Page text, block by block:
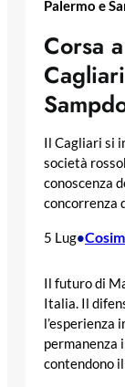
Palermo e
Corsa
Il Cagliari si
società
conoscenza
concorrenza
5 Lug•
Il futuro di
Italia. Il
l’esperienza
permanenza
contendono